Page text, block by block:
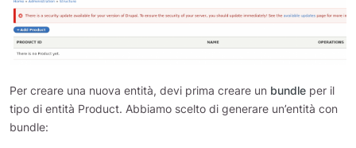
Per creare una nuova entità, devi prima creare un bundle per il
tipo di entità Product. Abbiamo scelto di generare un’entità con
bundle: